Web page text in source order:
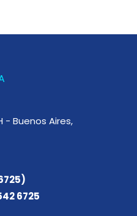
- Buenos Aires,
6725